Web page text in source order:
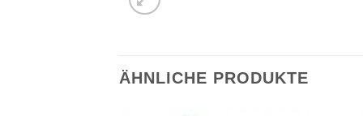
ÄHNLICHE PRODUKTE